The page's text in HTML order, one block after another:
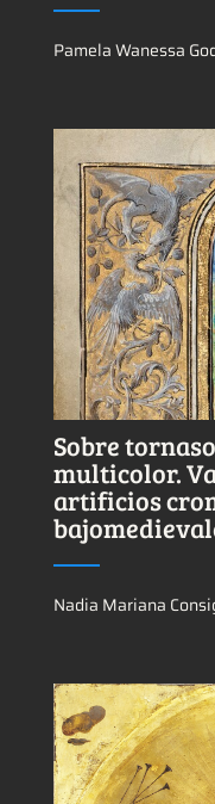
Pamela Wanessa
Ver
Sobre
multicolor.
artificios
Nadia Mariana